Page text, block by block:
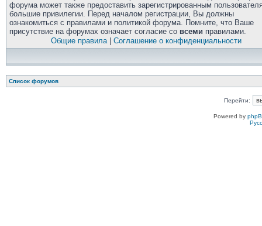
форума может также предоставить зарегистрированным
большие привилегии. Перед началом регистрации, Вы должны
ознакомиться с правилами и политикой форума. Помните, что Ваше
присутствие на форумах означает согласие со всеми правилами.
Общие правила| Соглашение о конфиденциальности
Список форумов
Перейти:
Powered by